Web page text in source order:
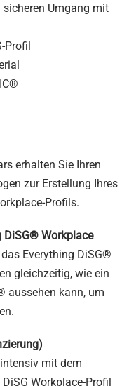
sicheren Umgang mit
Profil
erhalten Sie Ihren
zur Erstellung Ihres
Profils.
DiSG® Workplace
Everything DiSG®
gleichzeitig, wie ein
aussehen kann, um
mit dem
Workplace-Profil